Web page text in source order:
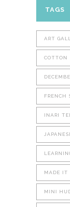
TAGS
ART
COTTON
FRENCH
INARI
MADE IT
MINI